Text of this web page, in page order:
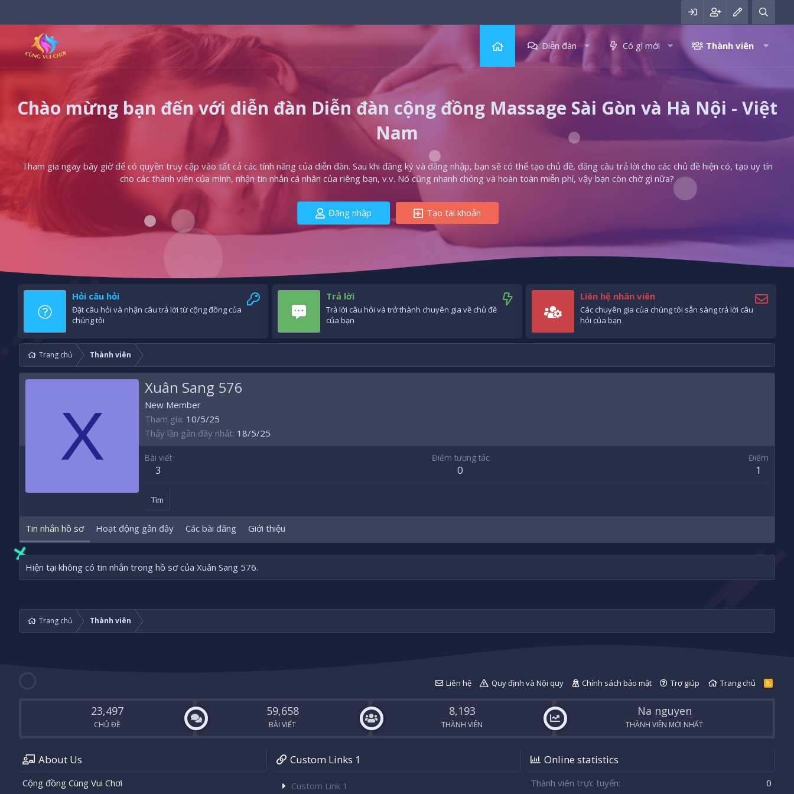
Diễn đàn Có gì mới Thành viên
Chào mừng bạn đến với diễn đàn Diễn đàn cộng đồng Massage Sài Gòn và Hà Nội - Việt
Nam
Tham gia ngay bây giờ để có quyền truy cập vào tất cả các tính năng của diễn đàn. Sau khi đăng ký và đăng nhập, bạn sẽ có thể tạo chủ đề, đăng câu trả lời cho các chủ đề hiện có, tạo uy tín
cho các thành viên của mình, nhận tin nhắn cá nhân của riêng bạn, v.v. Nó cũng nhanh chóng và hoàn toàn miễn phí, vậy bạn còn chờ gì nữa?
Đăng nhập Tạo tài khoản
Hỏi câu hỏi
Đặt câu hỏi và nhận câu trả lời từ cộng đồng của
chúng tôi
Trả lời
Trả lời câu hỏi và trở thành chuyên gia về chủ đề
của bạn
Liên hệ nhân viên
Các chuyên gia của chúng tôi sẵn sàng trả lời câu
hỏi của bạn
Trang chủ Thành viên
X
Xuân Sang 576
New Member
Tham gia 10/5/25
Thấy lần gần đây nhất 18/5/25
Bài viết
3
Điểm tương tác
0
Điểm
1
Tìm
Tin nhắn hồ sơ Hoạt động gần đây Các bài đăng Giới thiệu
Hiện tại không có tin nhắn trong hồ sơ của Xuân Sang 576.
Trang chủ Thành viên
Liên hệ Quy định và Nội quy Chính sách bảo mật Trợ giúp Trang chủ
R
S
23,497
CHỦ ĐỀ
59,658
BÀI VIẾT
8,193
THÀNH VIÊN
Na nguyen
THÀNH VIÊN MỚI NHẤT
About Us
Cộng đồng Cùng Vui Chơi
Custom Links 1
Custom Link 1
Online statistics
Thành viên trực tuyến
0